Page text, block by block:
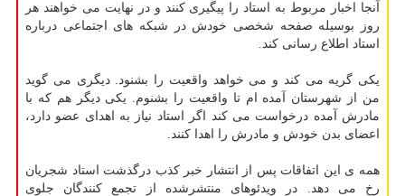
آنجا اخبار مربوط به استاد را پیگیری كنند و در نهایت می خواهند هر
روز بوسیله صفحه شخصی خودش در شبكه های اجتماعی درباره
استاد اطلاع رسانی كند.
یكی گریه می كند و می خواهد واقعیت را بشنود. دیگری می گوید
من از شهرستان آمده ام تا واقعیت را بشنوم. یكی دیگر هم كه با
مادرش آمده درخواست می كند اگر استاد نیاز به اهدای عضو دارد،
اعضای بدن خودش و مادرش را اهدا كنند.
همه ی این اتفاقات پس از انتشار خبر كذب درگذشت استاد شجریان
رخ می دهد. در ویدئوهای منتشرشده از تجمع كنندگان جلوی